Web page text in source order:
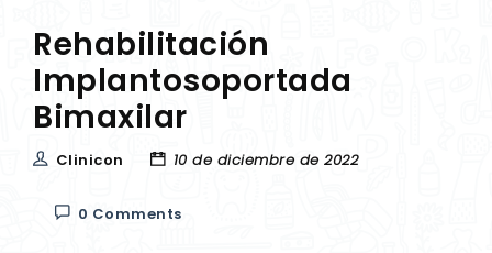
Rehabilitación
Implantosoportada
Bimaxilar
Clinicon 10 de diciembre de 2022
0 Comments